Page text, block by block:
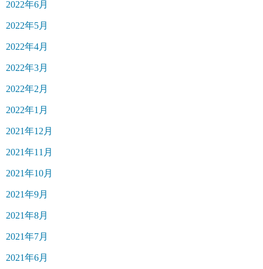
2022年6月
2022年5月
2022年4月
2022年3月
2022年2月
2022年1月
2021年12月
2021年11月
2021年10月
2021年9月
2021年8月
2021年7月
2021年6月